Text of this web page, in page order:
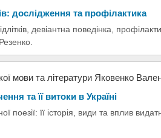
дослідження та профілактика
девіантна поведінка,
мови та літератури Яковенко
та її витоки в Україні
поезії: її історія, види та вплив